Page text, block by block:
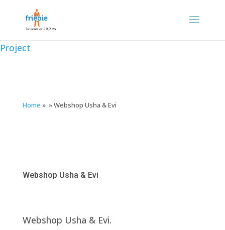
Project
Home » »Webshop Usha & Evi
Webshop Usha & Evi
Webshop Usha & Evi.